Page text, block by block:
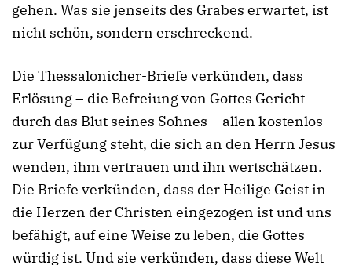
gehen. Was sie jenseits des Grabes erwartet, ist
nicht schön, sondern erschreckend.
Die Thessalonicher-Briefe verkünden, dass
Erlösung – die Befreiung von Gottes Gericht
durch das Blut seines Sohnes – allen kostenlos
zur Verfügung steht, die sich an den Herrn Jesus
wenden, ihm vertrauen und ihn wertschätzen.
Die Briefe verkünden, dass der Heilige Geist in
die Herzen der Christen eingezogen ist und uns
befähigt, auf eine Weise zu leben, die Gottes
würdig ist. Und sie verkünden, dass diese Welt